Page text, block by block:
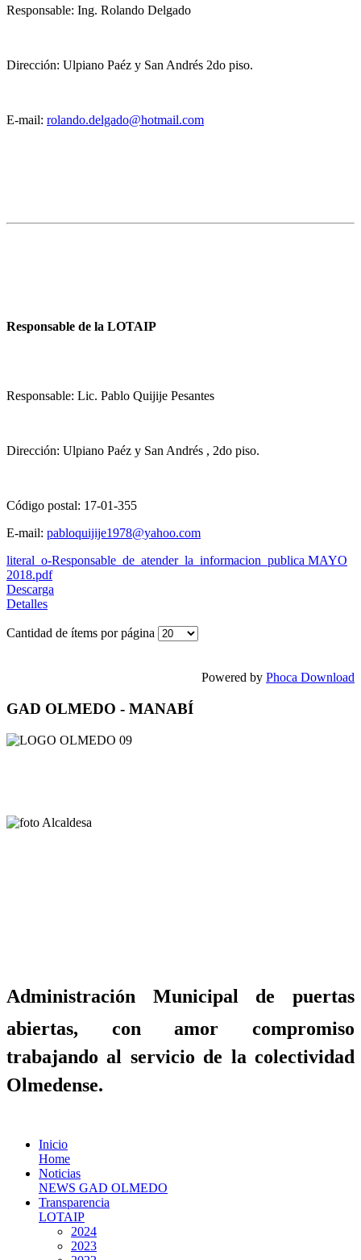
Responsable: Ing. Rolando Delgado
Dirección: Ulpiano Paéz y San Andrés 2do piso.
E-mail: rolando.delgado@hotmail.com
Responsable de la LOTAIP
Responsable: Lic. Pablo Quijije Pesantes
Dirección: Ulpiano Paéz y San Andrés , 2do piso.
Código postal: 17-01-355
E-mail: pabloquijije1978@yahoo.com
literal_o-Responsable_de_atender_la_informacion_publica MAYO
2018.pdf
Descarga
Detalles
Cantidad de ítems por página
Powered by Phoca Download
GAD OLMEDO - MANABÍ
Administración Municipal de puertas
abiertas, con amor compromiso
trabajando al servicio de la colectividad
Olmedense.
Inicio
Home
Noticias
NEWS GAD OLMEDO
Transparencia
LOTAIP
2024
2023